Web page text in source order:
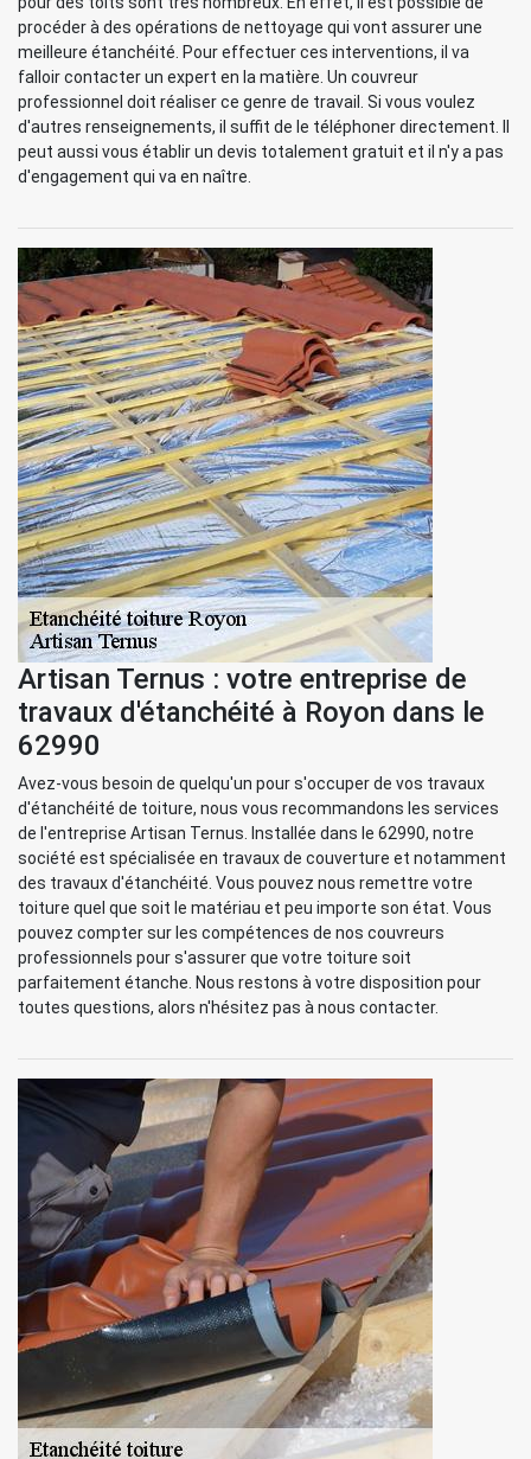
procéder à des opérations de nettoyage qui vont assurer une
meilleure étanchéité. Pour effectuer ces interventions, il va
falloir contacter un expert en la matière. Un couvreur
professionnel doit réaliser ce genre de travail. Si vous voulez
d'autres renseignements, il suffit de le téléphoner directement. Il
peut aussi vous établir un devis totalement gratuit et il n'y a pas
d'engagement qui va en naître.
Artisan Ternus : votre entreprise de
travaux d'étanchéité à Royon dans le
62990
Avez-vous besoin de quelqu'un pour s'occuper de vos travaux
d'étanchéité de toiture, nous vous recommandons les services
de l'entreprise Artisan Ternus. Installée dans le 62990, notre
société est spécialisée en travaux de couverture et notamment
des travaux d'étanchéité. Vous pouvez nous remettre votre
toiture quel que soit le matériau et peu importe son état. Vous
pouvez compter sur les compétences de nos couvreurs
professionnels pour s'assurer que votre toiture soit
parfaitement étanche. Nous restons à votre disposition pour
toutes questions, alors n'hésitez pas à nous contacter.